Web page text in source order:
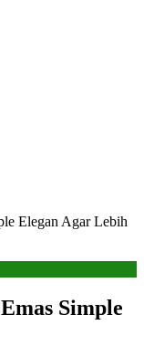
Elegan Agar Lebih
Simple